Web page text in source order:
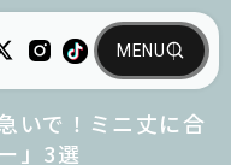
いで！ミニ丈に合
」3選